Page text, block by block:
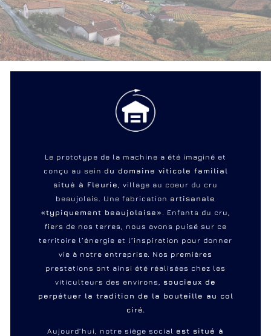
Le prototype de la machine a été imaginé et
conçu au sein du domaine viticole familial
situé à Fleurie
, village au coeur du cru
beaujolais. Une fabrication artisanale
«typiquement beaujolaise»
. Enfants du cru,
fiers de nos terres, nous avons puisé sur ce
territoire l’énergie et l’inspiration pour donner
vie à notre entreprise. Nos premières
prestations ont ainsi été réalisées chez les
viticulteurs des environs, soucieux de
perpétuer la tradition de la bouteille au col
ciré.
Aujourd’hui, notre siège social est situé à